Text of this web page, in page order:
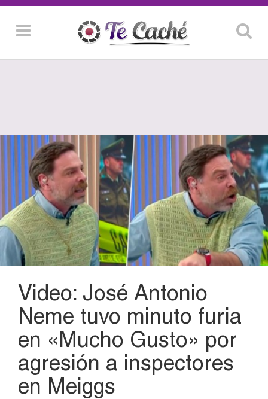
Video: José Antonio
Neme tuvo minuto furia
en «Mucho Gusto» por
agresión a inspectores
en Meiggs